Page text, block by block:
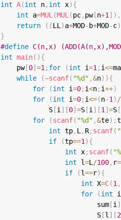
int A(int n, int x){
int a=MUL (MUL (pc, pw[n+1 ] ) ,
return
( (LL )a+MOD- b+MOD-c)
}
#define C(n,x)
int main( ){
    pw
[0]=1 ; for (int i=1 ; i<=
while
(~scanf( "%d" ,&n) ){
for
(int i=0; i<n; i++)
for
(int i=0; i<=(n-1 ) /
            S
[i ] [0]=S [i ] [1 ]=S [
for
(scanf( "%d" ,&te) ;
int tp, L , R; scanf(
if
(tp==1 ){
int x; scanf(
int l=L /100, r=
if
(l==r){
int X=C(1 ,
for
(int i
                        sum
[i ]
                        S
[l ] [2